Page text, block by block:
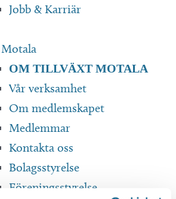
Jobb & Karriär
OM TILLVÄXT MOTALA
Vår verksamhet
Om medlemskapet
Medlemmar
Kontakta oss
Bolagsstyrelse
Föreningsstyrelse